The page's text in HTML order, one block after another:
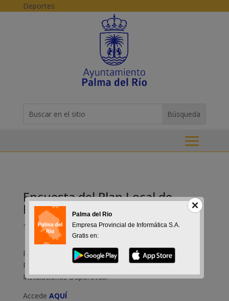
Skip to content
Deportes
for...
Encuesta del Plan Local de
Instalaciones Deportivas
17-10-2017
Participa en la encuesta que ha elaborado el
Patronato Deportivo Municipal sobre el Plan Local de
Instalaciones Deportivas.
Accede AQUÍ
Palma del Rio
Empresa Provincial de Informática S.A.
Gratis en: